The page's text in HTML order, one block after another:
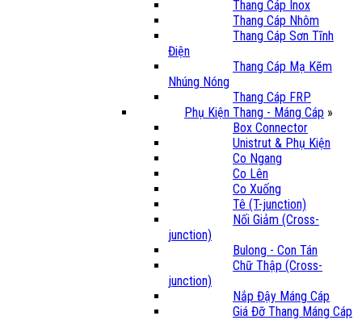
Thang Cáp Inox
Thang Cáp Nhôm
Thang Cáp Sơn Tĩnh
Điện
Thang Cáp Mạ Kẽm
Nhúng Nóng
Thang Cáp FRP
Phụ Kiện Thang - Máng Cáp »
Box Connector
Unistrut & Phụ Kiện
Co Ngang
Co Lên
Co Xuống
Tê (T-junction)
Nối Giảm (Cross-
junction)
Bulong - Con Tán
Chữ Thập (Cross-
junction)
Nắp Đậy Máng Cáp
Giá Đỡ Thang Máng Cáp